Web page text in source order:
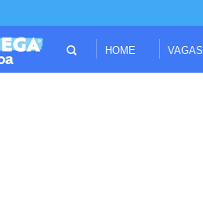
HOME VAGAS